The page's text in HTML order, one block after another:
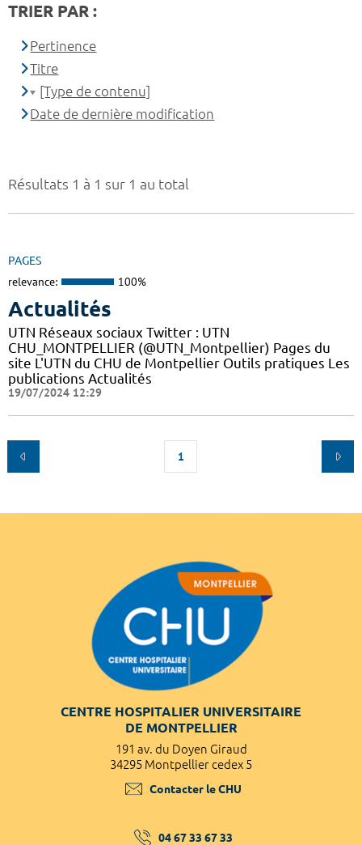
Résultats 1 à 1 sur 1 au total
PAGES
relevance: 100%
Actualités
UTN Réseaux sociaux Twitter : UTN
CHU_MONTPELLIER (@UTN_Montpellier) Pages du
site L'UTN du CHU de Montpellier Outils pratiques Les
publications Actualités
19/07/2024 12:29
1
TRIER PAR :
Pertinence
Titre
[Type de contenu]
Date de dernière modification
CENTRE HOSPITALIER UNIVERSITAIRE
DE MONTPELLIER
191 av. du Doyen Giraud
34295 Montpellier cedex 5
Contacter le CHU
04 67 33 67 33